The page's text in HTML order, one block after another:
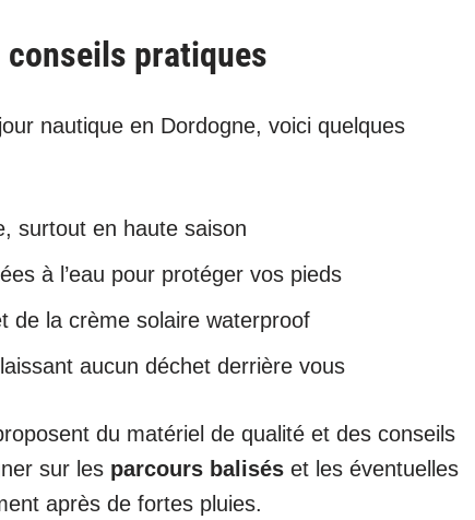
conseils pratiques
nautique en Dordogne, voici quelques
surtout en haute saison
à l’eau pour protéger vos pieds
de la crème solaire waterproof
aucun déchet derrière vous
du matériel de qualité et des conseils
sur les parcours balisés et les éventuelles
après de fortes pluies.